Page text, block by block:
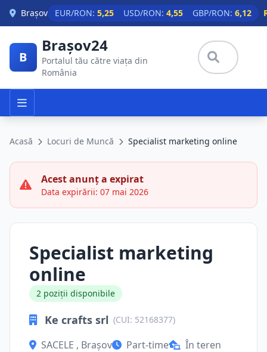
Skip to main content
Brașov EUR/RON: 5,25 USD/RON: 4,55 GBP/RON: 6,12
B
Brașov24
Portalul tău către viața din
România
Acasă Locuri de Muncă Specialist marketing online
Acest anunț a expirat
Data expirării: 07 mai 2026
Specialist marketing
online
2 poziții disponibile
Ke crafts srl (CUI: 52168377)
SACELE , Brașov Part-time
În teren